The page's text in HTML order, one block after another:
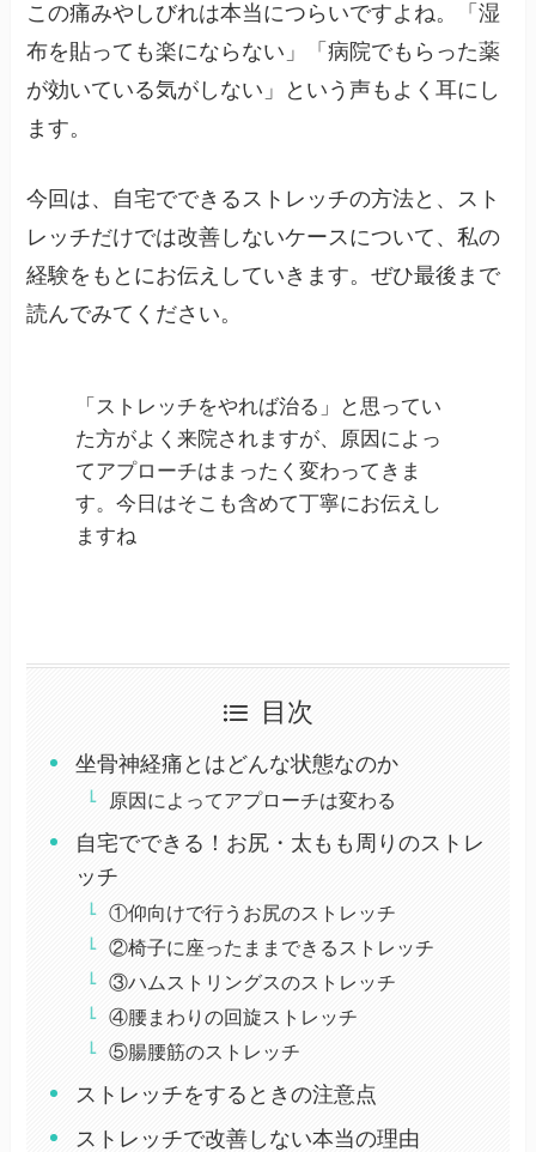
この痛みやしびれは本当につらいですよね。「湿
布を貼っても楽にならない」「病院でもらった薬
が効いている気がしない」という声もよく耳にし
ます。
今回は、自宅でできるストレッチの方法と、スト
レッチだけでは改善しないケースについて、私の
経験をもとにお伝えしていきます。ぜひ最後まで
読んでみてください。
「ストレッチをやれば治る」と思ってい
た方がよく来院されますが、原因によっ
てアプローチはまったく変わってきま
す。今日はそこも含めて丁寧にお伝えし
ますね
目次
坐骨神経痛とはどんな状態なのか
原因によってアプローチは変わる
自宅でできる！お尻・太もも周りのストレ
ッチ
①仰向けで行うお尻のストレッチ
②椅子に座ったままできるストレッチ
③ハムストリングスのストレッチ
④腰まわりの回旋ストレッチ
⑤腸腰筋のストレッチ
ストレッチをするときの注意点
ストレッチで改善しない本当の理由